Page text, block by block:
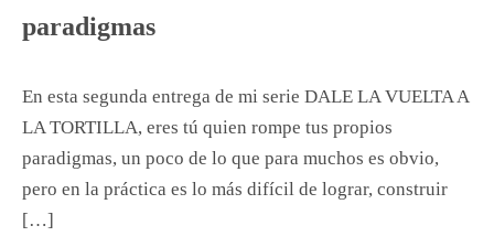
paradigmas
En esta segunda entrega de mi serie DALE LA VUELTA A
LA TORTILLA, eres tú quien rompe tus propios
paradigmas, un poco de lo que para muchos es obvio,
pero en la práctica es lo más difícil de lograr, construir
[…]